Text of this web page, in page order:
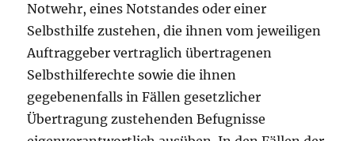
Notwehr, eines Notstandes oder einer
Selbsthilfe zustehen, die ihnen vom jeweiligen
Auftraggeber vertraglich übertragenen
Selbsthilferechte sowie die ihnen
gegebenenfalls in Fällen gesetzlicher
Übertragung zustehenden Befugnisse